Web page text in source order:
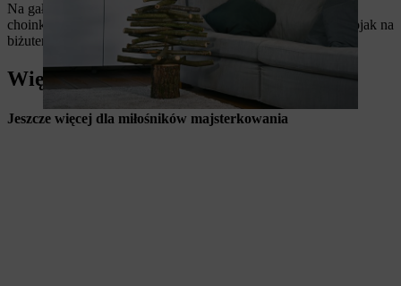
Na gałązkach można zawiesić pisanki lub drewniane jajka, a
choinka może służyć nawet przez cały rok jako praktyczny stojak na
biżuterię i drobne ozdoby.
Więcej projektów DIY
Jeszcze więcej dla miłośników majsterkowania